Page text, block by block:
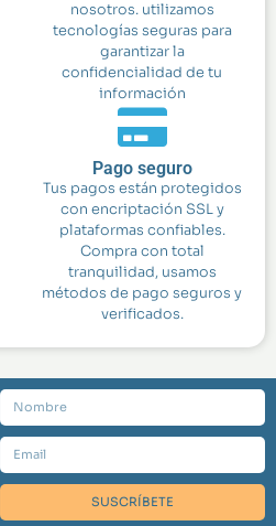
nosotros. utilizamos
tecnologías seguras para
garantizar la
confidencialidad de tu
información
Pago seguro
Tus pagos están protegidos
con encriptación SSL y
plataformas confiables.
Compra con total
tranquilidad, usamos
métodos de pago seguros y
verificados.
SUSCRÍBETE